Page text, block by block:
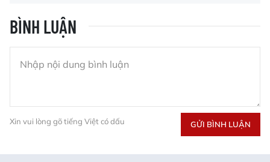
BÌNH LUẬN
Xin vui lòng gõ tiếng Việt có dấu GỬI BÌNH LUẬN